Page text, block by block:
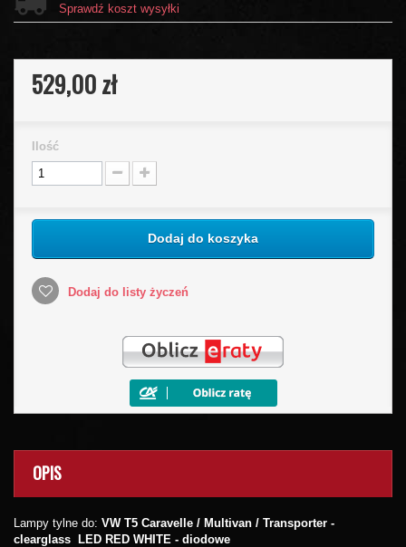
Sprawdź koszt wysyłki
529,00 zł
Ilość
Dodaj do koszyka
Dodaj do listy życzeń
OPIS
Lampy tylne do: VW T5 Caravelle / Multivan / Transporter -
clearglass LED RED WHITE - diodowe